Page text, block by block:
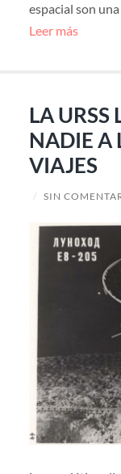
espacial son
Leer más
LA URSS
NADIE A
VIAJES
/ SIN